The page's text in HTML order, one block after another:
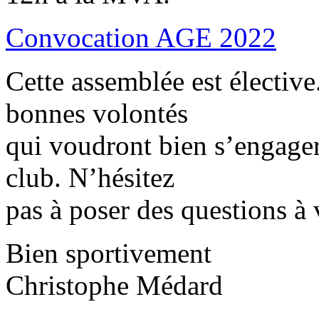
Convocation AGE 2022
Cette assemblée est
bonnes volontés
qui voudront bien
club. N’hésitez
pas à poser des questions
Bien sportivement
Christophe Médard